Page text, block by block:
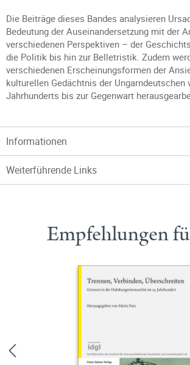
Die Beiträge dieses Bandes analysieren
Bedeutung der Auseinandersetzung mit der
verschiedenen Perspektiven – der
die Politik bis hin zur Belletristik. Zudem
verschiedenen Erscheinungsformen der
kulturellen Gedächtnis der Ungarndeutschen
Jahrhunderts bis zur Gegenwart
Informationen
Weiterführende Links
Empfehlungen